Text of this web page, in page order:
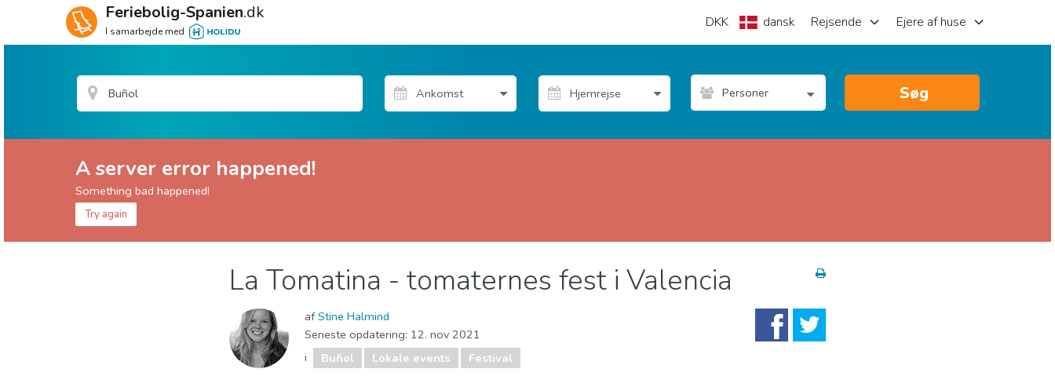
Feriebolig-Spanien.dk
I samarbejde med
DKK dansk Rejsende Ejere af huse
Personer Søg
A server error happened!
Something bad happened!
Try again
La Tomatina - tomaternes fest i Valencia
afStine Halmind
Seneste opdatering: 12. nov 2021
i
Buñol Lokale events Festival